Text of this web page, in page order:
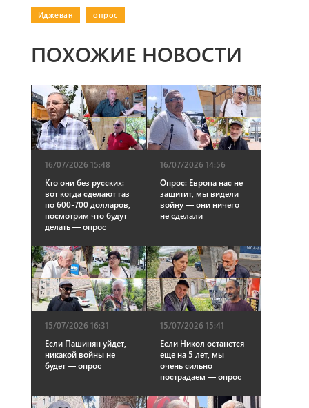
Иджеван опрос
ПОХОЖИЕ НОВОСТИ
16/07/2026 15:48
Кто они без русских:
вот когда сделают газ
по 600-700 долларов,
посмотрим что будут
делать — опрос
16/07/2026 14:56
Опрос: Европа нас не
защитит, мы видели
войну — они ничего
не сделали
15/07/2026 16:31
Если Пашинян уйдет,
никакой войны не
будет — опрос
15/07/2026 15:41
Если Никол останется
еще на 5 лет, мы
очень сильно
пострадаем — опрос